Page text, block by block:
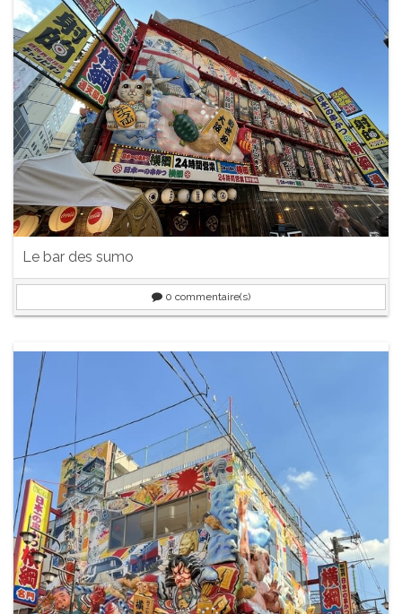
Le bar des sumo
0 commentaire(s)